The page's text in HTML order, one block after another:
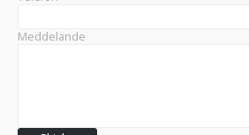
Meddelande